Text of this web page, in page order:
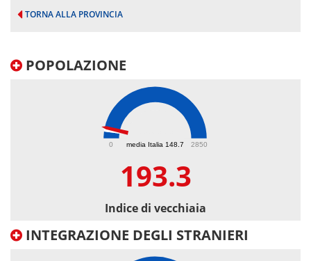
TORNA ALLA PROVINCIA
POPOLAZIONE
media Italia 148.7
0 2850
193.3
Indice di vecchiaia
INTEGRAZIONE DEGLI STRANIERI